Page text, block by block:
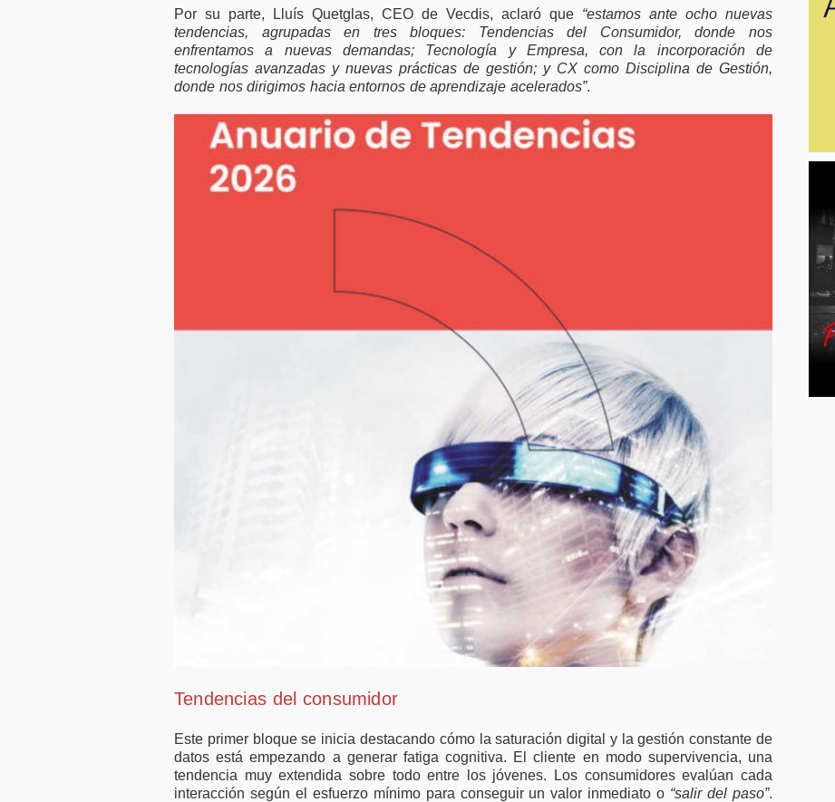
Por su parte, Lluís Quetglas, CEO de Vecdis, aclaró que “estamos ante ocho nuevas
tendencias, agrupadas en tres bloques: Tendencias del Consumidor, donde nos
enfrentamos a nuevas demandas; Tecnología y Empresa, con la incorporación de
tecnologías avanzadas y nuevas prácticas de gestión; y CX como Disciplina de Gestión,
donde nos dirigimos hacia entornos de aprendizaje acelerados”.
Tendencias del consumidor
Este primer bloque se inicia destacando cómo la saturación digital y la gestión constante de
datos está empezando a generar fatiga cognitiva. El cliente en modo supervivencia, una
tendencia muy extendida sobre todo entre los jóvenes. Los consumidores evalúan cada
interacción según el esfuerzo mínimo para conseguir un valor inmediato o “salir del paso”.